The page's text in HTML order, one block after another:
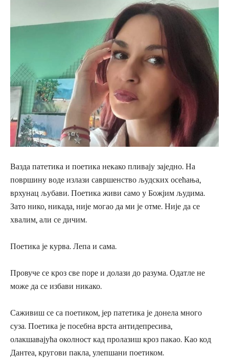
Вазда патетика и поетика некако пливају заједно. На
површину воде излази савршенство људских осећања,
врхунац љубави. Поетика живи само у Божјим људима.
Зато нико, никада, није могао да ми је отме. Није да се
хвалим, али се дичим.
Поетика је курва. Лепа и сама.
Провуче се кроз све поре и долази до разума. Одатле не
може да се избави никако.
Саживиш се са поетиком, јер патетика је донела много
суза. Поетика је посебна врста антидепресива,
олакшавајућа околност кад пролазиш кроз пакао. Као код
Дантеа, кругови пакла, улепшани поетиком.